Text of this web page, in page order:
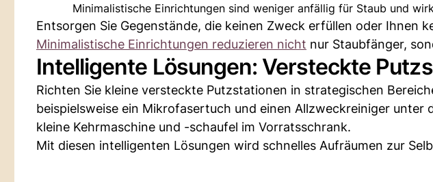
Minimalistische Einrichtungen sind weniger anfällig für Staub und
Entsorgen Sie Gegenstände, die keinen Zweck erfüllen oder Ihnen
Minimalistische Einrichtungen reduzieren nicht nur Staubfänger,
Intelligente Lösungen: Versteckte
Richten Sie kleine versteckte Putzstationen in strategischen
beispielsweise ein Mikrofasertuch und einen Allzweckreiniger unter
kleine Kehrmaschine und -schaufel im Vorratsschrank.
Mit diesen intelligenten Lösungen wird schnelles Aufräumen zur